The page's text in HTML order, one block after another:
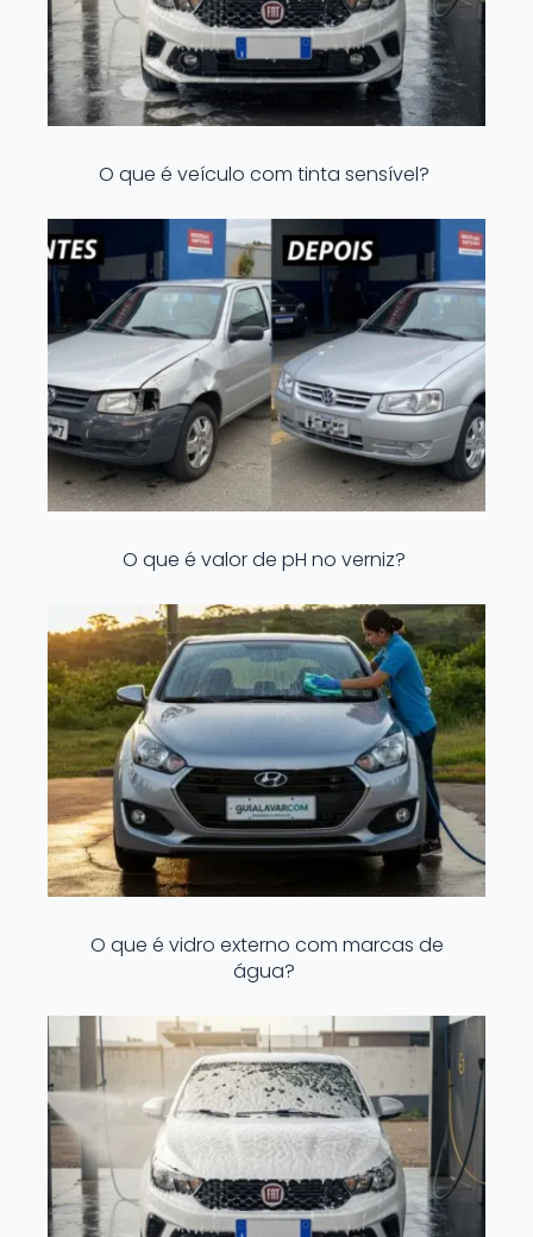
O que é veículo com tinta sensível?
O que é valor de pH no verniz?
O que é vidro externo com marcas de
água?